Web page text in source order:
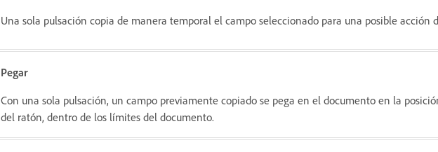
Una sola pulsación copia de manera temporal el campo seleccionado para una posible acción
Pegar
Con una sola pulsación, un campo previamente copiado se pega en el documento en la
del ratón, dentro de los límites del documento.